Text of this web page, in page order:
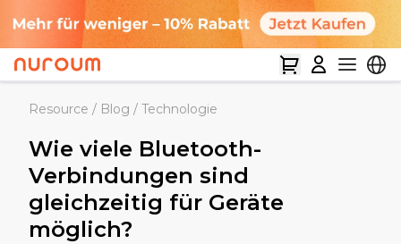
Resource / Blog / Technologie
Wie viele Bluetooth-
Verbindungen sind
gleichzeitig für Geräte
möglich?